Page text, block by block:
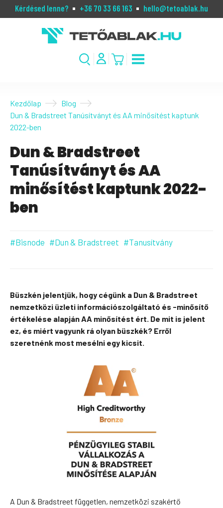
Kérdésed lenne? +36 70 33 66 163 hello@tetoablak.hu
Kezdőlap
Blog
Dun & Bradstreet Tanúsítványt és AA minősítést kaptunk
2022-ben
Dun & Bradstreet
Tanúsítványt és AA
minősítést kaptunk 2022-
ben
#Bisnode #Dun & Bradstreet #Tanusítvány
Büszkén jelentjük, hogy cégünk a Dun & Bradstreet
nemzetközi üzleti információszolgáltató és -minősítő
értékelése alapján AA minősítést ért. De mit is jelent
ez, és miért vagyunk rá olyan büszkék? Erről
szeretnénk most mesélni egy kicsit.
A Dun & Bradstreet független, nemzetközi szakértő